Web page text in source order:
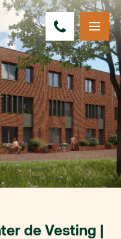
de Vesting |